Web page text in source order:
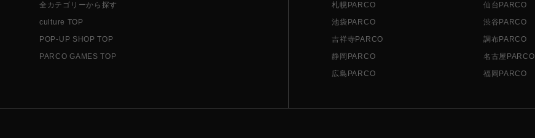
全カテゴリーから探す
culture TOP
POP-UP SHOP TOP
PARCO GAMES TOP
札幌PARCO 仙台PARCO
池袋PARCO
渋谷PARCO
吉祥寺PARCO
調布PARCO
静岡PARCO
名古屋PARCO
広島PARCO
福岡PARCO